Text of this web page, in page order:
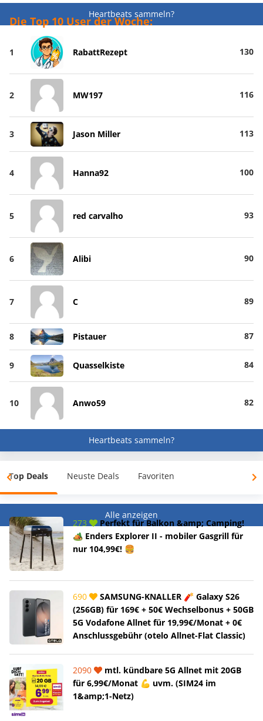
Heartbeats sammeln?
Die Top 10 User der Woche:
1 RabattRezept 130
2 MW197 116
3 Jason Miller 113
4 Hanna92 100
5 red carvalho 93
6 Alibi 90
7 C 89
8 Pistauer 87
9 Quasselkiste 84
10 Anwo59 82
Heartbeats sammeln?
Top Deals Neuste Deals Favoriten
Alle anzeigen
273
Perfekt für Balkon &amp; Camping!
🏕️ Enders Explorer II - mobiler Gasgrill für
nur 104,99€! 🍔
690
SAMSUNG-KNALLER 🧨 Galaxy S26
(256GB) für 169€ + 50€ Wechselbonus + 50GB
5G Vodafone Allnet für 19,99€/Monat + 0€
Anschlussgebühr (otelo Allnet-Flat Classic)
2090
mtl. kündbare 5G Allnet mit 20GB
für 6,99€/Monat 💪 uvm. (SIM24 im
1&amp;1-Netz)